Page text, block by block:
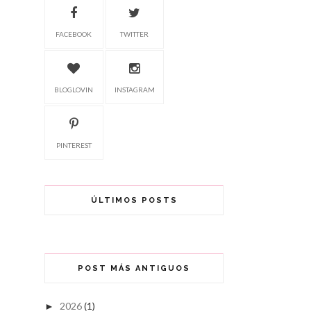
FACEBOOK TWITTER
BLOGLOVIN INSTAGRAM
PINTEREST
ÚLTIMOS POSTS
POST MÁS ANTIGUOS
► 2026(1)